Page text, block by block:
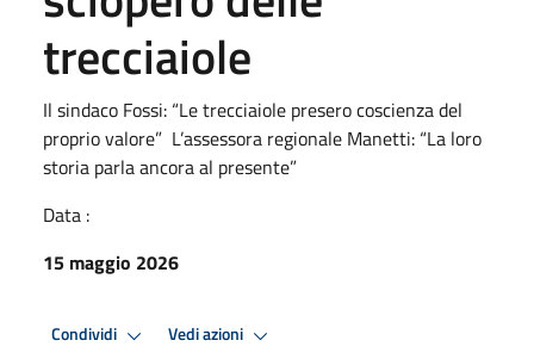
trecciaiole
Il sindaco Fossi: “Le trecciaiole presero coscienza del
proprio valore” L’assessora regionale Manetti: “La loro
storia parla ancora al presente”
Data :
15 maggio 2026
Condividi Vedi azioni